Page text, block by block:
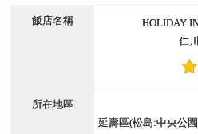
HOLIDAY
仁
延壽區(松島:中央公